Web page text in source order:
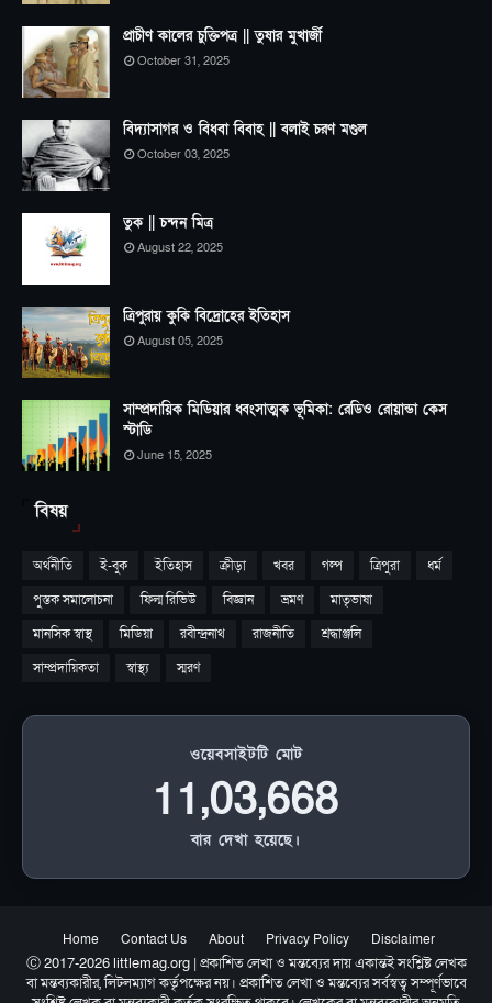
প্রাচীণ কালের চুক্তিপত্র || তুষার মুখার্জী
October 31, 2025
বিদ্যাসাগর ও বিধবা বিবাহ || বলাই চরণ মণ্ডল
October 03, 2025
তুক || চন্দন মিত্র
August 22, 2025
ত্রিপুরায় কুকি বিদ্রোহের ইতিহাস
August 05, 2025
সাম্প্রদায়িক মিডিয়ার ধ্বংসাত্মক ভূমিকা: রেডিও রোয়ান্ডা কেস
স্টাডি
June 15, 2025
বিষয়
অর্থনীতি ই-বুক ইতিহাস ক্রীড়া খবর গল্প ত্রিপুরা
ধর্ম
পুস্তক সমালোচনা
ফিল্ম রিভিউ বিজ্ঞান ভ্রমণ
মাতৃভাষা
মানসিক স্বাস্থ
মিডিয়া রবীন্দ্রনাথ রাজনীতি
শ্রদ্ধাঞ্জলি
সাম্প্রদায়িকতা
স্বাস্থ্য স্মরণ
ওয়েবসাইটটি মোট
11,03,668
বার দেখা হয়েছে।
Home Contact Us About Privacy Policy Disclaimer
Ⓒ 2017-2026 littlemag.org | প্রকাশিত লেখা ও মন্তব্যের দায় একান্তই সংশ্লিষ্ট লেখক
বা মন্তব্যকারীর, লিটলম্যাগ কর্তৃপক্ষের নয়। প্রকাশিত লেখা ও মন্তব্যের সর্বস্বত্ব সম্পূর্ণভাবে